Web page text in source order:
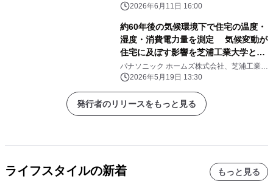
2026年6月11日 16:00
約60年後の気候環境下で住宅の温度・
湿度・消費電力量を測定 気候変動が
住宅に及ぼす影響を芝浦工業大学と共
同検証 国内最大規模の人工気象室に
ある実大住宅で実証
パナソニック ホームズ株式会社、芝浦工業大
学 2026年5月19日 13:30
発行者のリリースをもっと見る
ライフスタイルの新着 もっと見る